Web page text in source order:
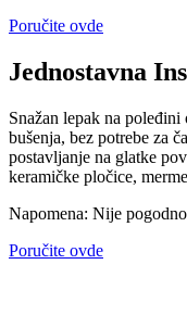
Poručite ovde
Jednostavna
Snažan lepak na
bušenja, bez potrebe za
postavljanje na glatke
keramičke pločice,
Napomena: Nije
Poručite ovde